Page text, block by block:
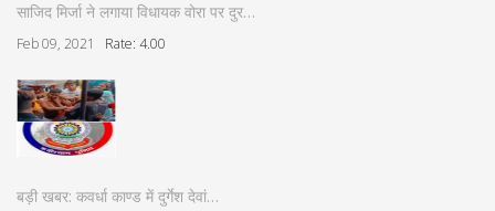
साजिद मिर्जा ने लगाया विधायक वोरा पर दुर…
Feb 09, 2021 Rate: 4.00
बड़ी खबर: कवर्धा काण्ड में दुर्गेश देवां…